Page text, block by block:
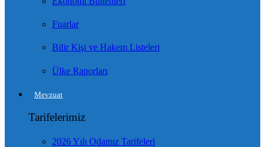
Fuarlar
Bilir Kişi ve Hakem Listeleri
Ülke Raporları
Mevzuat
Tarifelerimiz
2026 Yılı Odamız Tarifeleri